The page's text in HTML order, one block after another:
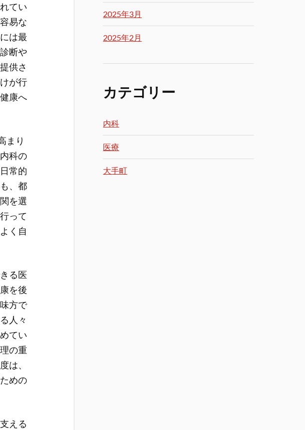
てい
易な
は最
断や
供さ
が行
康へ
まり
科の
常的
、都
を選
って
く自
る医
を後
方で
人々
てい
の重
は、
めの
える
2025年3月
2025年2月
カテゴリー
内科
医療
大手町